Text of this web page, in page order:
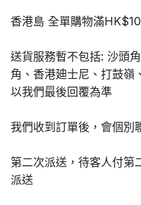
香港島 全單購物滿
送貨服務暫不包括: 沙頭
角、香港廸士尼、打鼓嶺
以我們最後回覆為準
我們收到訂單後，會個別
第二次派送，待客人付第
派送